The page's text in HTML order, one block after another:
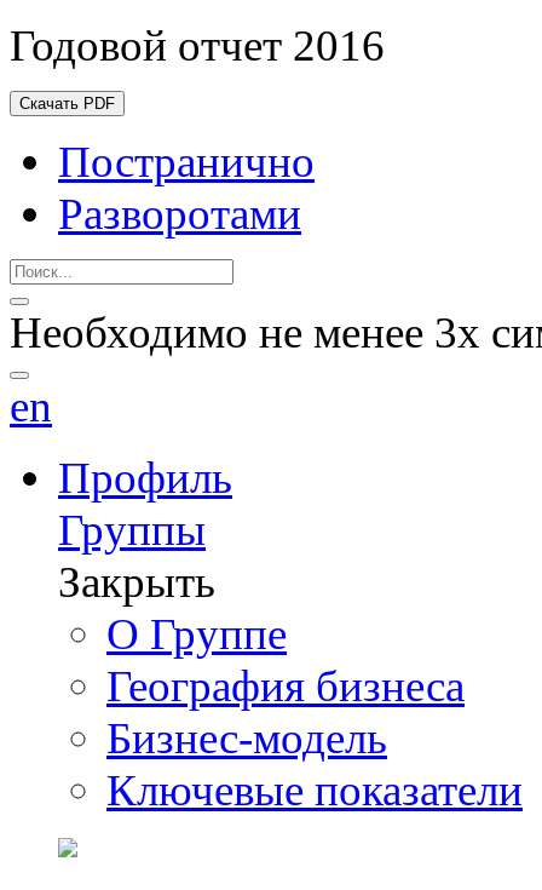
Годовой отчет 2016
Скачать PDF
Постранично
Разворотами
Необходимо не менее 3х
en
Профиль
Группы
Закрыть
О Группе
География бизнеса
Бизнес-модель
Ключевые показатели